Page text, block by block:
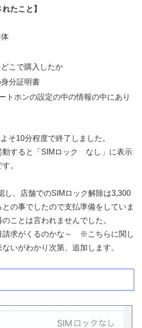
たこと】
こで購入したか
分証明書
トホンの設定の中の情報の中にあり
そ10分程度で終了しました。
動すると「SIMロック なし」に表示
。
し、店舗でのSIMロック解除は3,300
の事でしたので支払準備をしていま
ことは言われませんでした。
請求がくるのかな～ ※こちらに関し
いがわかり次第、追加します。